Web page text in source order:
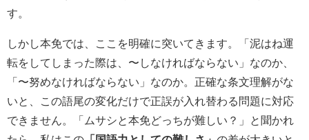
す。
しかし本免では、ここを明確に突いてきます。「泥はね運
転をしてしまった際は、〜しなければならない」なのか、
「〜努めなければならない」なのか。正確な条文理解がな
いと、この語尾の変化だけで正誤が入れ替わる問題に対応
できません。「ムサシと本免どっちが難しい？」と聞かれ